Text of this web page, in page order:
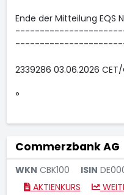
Ende der Mitteilung EQS
2339286 03.06.2026 CET/
°
Commerzbank AG
WKN CBK100 ISIN
AKTIENKURS